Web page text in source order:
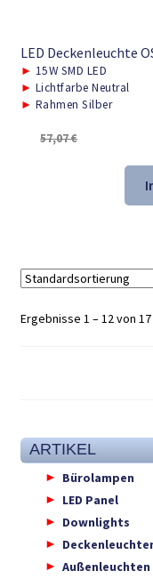
LED Deckenleuchte
► 15W SMD LED
► Lichtfarbe Neutral
► Rahmen Silber
57,07€
Ergebnisse 1 – 12 von
ARTIKEL
Bürolampen
LED Panel
Downlights
Außenleuchten